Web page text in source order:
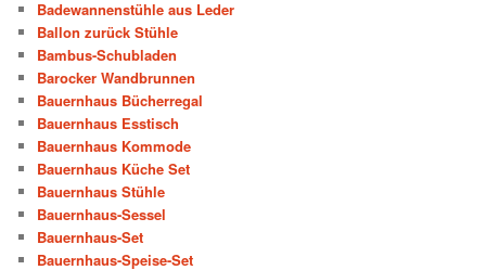
Badewannenstühle aus Leder
Ballon zurück Stühle
Bambus-Schubladen
Barocker Wandbrunnen
Bauernhaus Bücherregal
Bauernhaus Esstisch
Bauernhaus Kommode
Bauernhaus Küche Set
Bauernhaus Stühle
Bauernhaus-Sessel
Bauernhaus-Set
Bauernhaus-Speise-Set